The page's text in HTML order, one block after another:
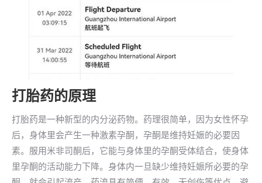
打胎药的原理
打胎药是一种新型的内分泌药物。药理很简单，因为女性怀孕
后，身体里会产生一种激素孕酮，孕酮是维持妊娠的必要因
素。服用米非司酮后，它能与身体里的孕酮受体结合，使身体
里孕酮的活动能力下降。身体内一旦缺少维持妊娠所必要的孕